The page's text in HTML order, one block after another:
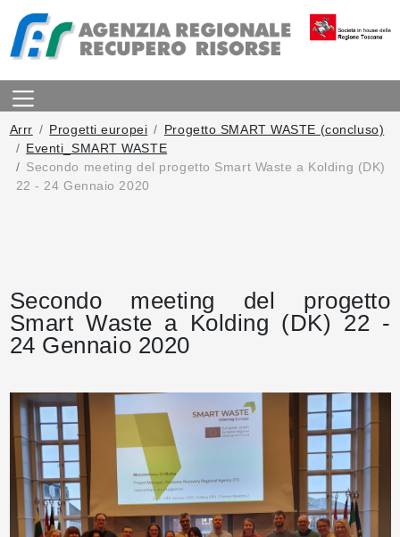
Arrr Progetti europei
Progetto SMART WASTE (concluso)
Eventi_SMART WASTE
Secondo meeting del progetto Smart Waste a Kolding (DK)
22 - 24 Gennaio 2020
Secondo meeting del progetto
Smart Waste a Kolding (DK) 22 -
24 Gennaio 2020